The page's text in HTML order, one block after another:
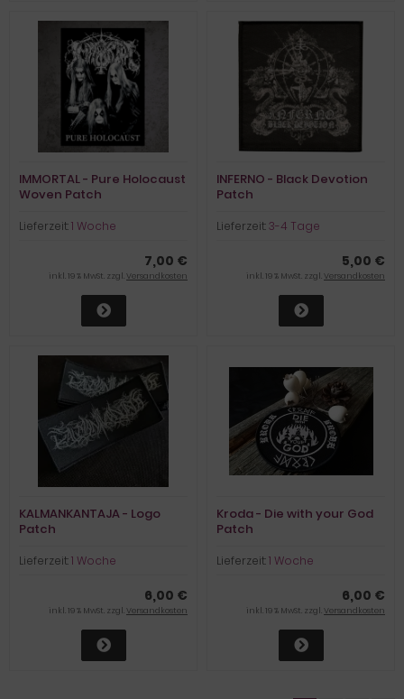
IMMORTAL - Pure Holocaust
Woven Patch
Lieferzeit:1 Woche
7,00 €
inkl. 19 % MwSt. zzgl.Versandkosten
INFERNO - Black Devotion
Patch
Lieferzeit:3-4 Tage
5,00 €
inkl. 19 % MwSt. zzgl.Versandkosten
KALMANKANTAJA - Logo
Patch
Lieferzeit:1 Woche
6,00 €
inkl. 19 % MwSt. zzgl.Versandkosten
Kroda - Die with your God
Patch
Lieferzeit:1 Woche
6,00 €
inkl. 19 % MwSt. zzgl.Versandkosten